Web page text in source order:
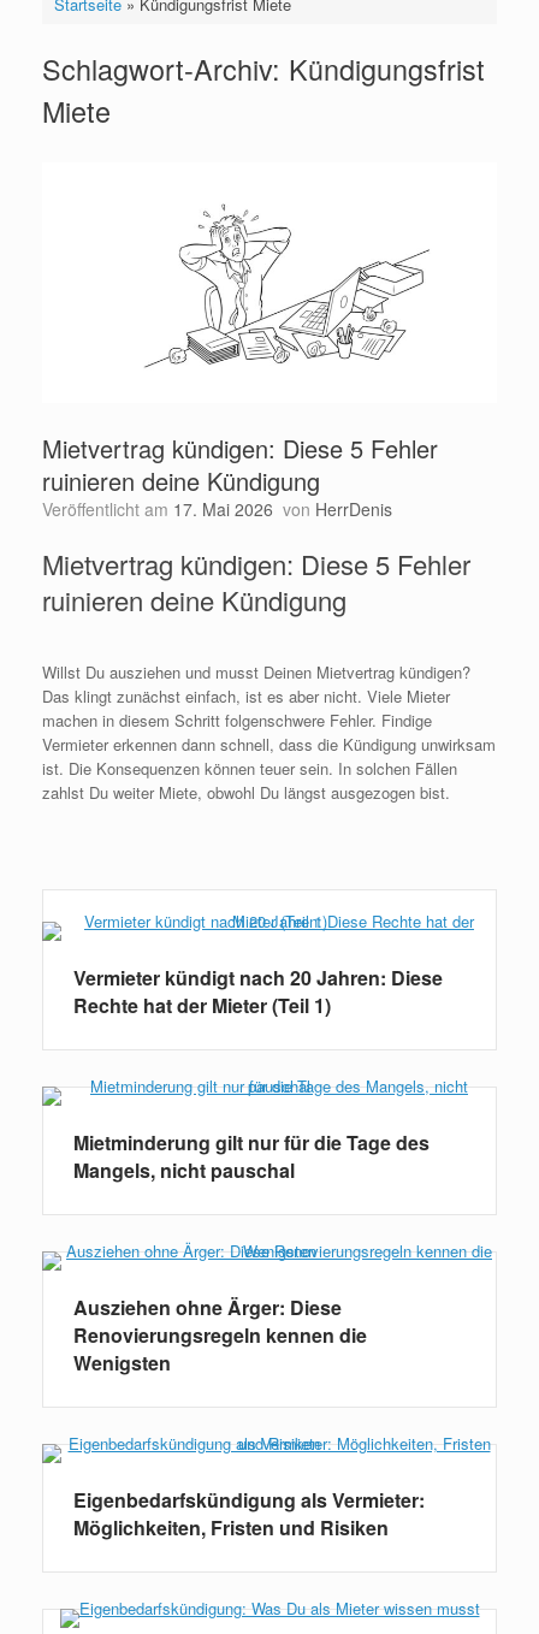
Startseite» Kündigungsfrist Miete
Schlagwort-Archiv: Kündigungsfrist
Miete
Mietvertrag kündigen: Diese 5 Fehler
ruinieren deine Kündigung
Veröffentlicht am 17. Mai 2026 von HerrDenis
Mietvertrag kündigen: Diese 5 Fehler
ruinieren deine Kündigung
Willst Du ausziehen und musst Deinen Mietvertrag kündigen?
Das klingt zunächst einfach, ist es aber nicht. Viele Mieter
machen in diesem Schritt folgenschwere Fehler. Findige
Vermieter erkennen dann schnell, dass die Kündigung unwirksam
ist. Die Konsequenzen können teuer sein. In solchen Fällen
zahlst Du weiter Miete, obwohl Du längst ausgezogen bist.
Vermieter kündigt nach 20 Jahren: Diese
Rechte hat der Mieter (Teil 1)
Mietminderung gilt nur für die Tage des
Mangels, nicht pauschal
Ausziehen ohne Ärger: Diese
Renovierungsregeln kennen die
Wenigsten
Eigenbedarfskündigung als Vermieter:
Möglichkeiten, Fristen und Risiken